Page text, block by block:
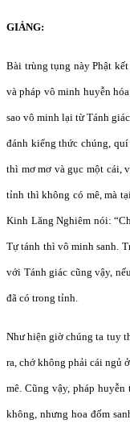
GIẢNG:
Bài trùng tụng này Phật
và pháp vô minh huyễn
sao vô minh lại từ Tánh
đánh kiểng thức chúng,
thì mơ mơ và gục một cái,
tỉnh thì không có mê, mà
Kinh Lăng Nghiêm nói:
Tự tánh thì vô minh sanh.
với Tánh giác cũng vậy,
đã có trong tỉnh.
Như hiện giờ chúng ta tuy
ra, chớ không phải cái ngủ
mê. Cũng vậy, pháp
không, nhưng hoa đốm